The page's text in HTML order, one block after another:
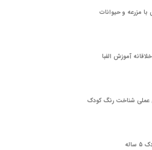
مزرعه و حیوانات
آموزش الفبا
عملی شناخت رنگ کودک